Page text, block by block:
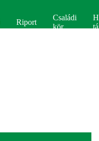
Riport
Családi
kör